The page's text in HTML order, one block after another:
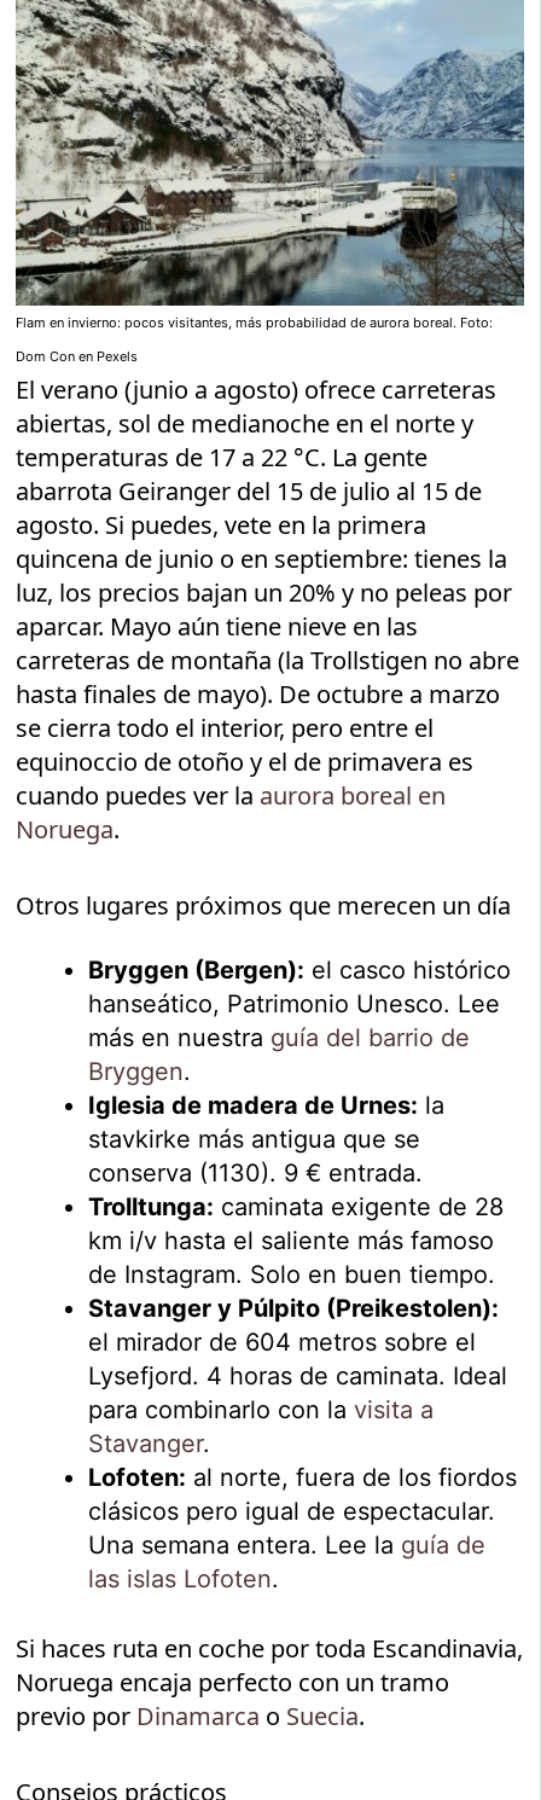
Flam en invierno: pocos visitantes, más probabilidad de aurora boreal. Foto:
Dom Con en Pexels
El verano (junio a agosto) ofrece carreteras
abiertas, sol de medianoche en el norte y
temperaturas de 17 a 22 °C. La gente
abarrota Geiranger del 15 de julio al 15 de
agosto. Si puedes, vete en la primera
quincena de junio o en septiembre: tienes la
luz, los precios bajan un 20% y no peleas por
aparcar. Mayo aún tiene nieve en las
carreteras de montaña (la Trollstigen no abre
hasta finales de mayo). De octubre a marzo
se cierra todo el interior, pero entre el
equinoccio de otoño y el de primavera es
cuando puedes ver la aurora boreal en
Noruega.
Otros lugares próximos que merecen un día
Bryggen (Bergen): el casco histórico
hanseático, Patrimonio Unesco. Lee
más en nuestra guía del barrio de
Bryggen.
Iglesia de madera de Urnes: la
stavkirke más antigua que se
conserva (1130). 9 € entrada.
Trolltunga: caminata exigente de 28
km i/v hasta el saliente más famoso
de Instagram. Solo en buen tiempo.
Stavanger y Púlpito (Preikestolen):
el mirador de 604 metros sobre el
Lysefjord. 4 horas de caminata. Ideal
para combinarlo con lavisita a
Stavanger.
Lofoten: al norte, fuera de los fiordos
clásicos pero igual de espectacular.
Una semana entera. Lee la guía de
las islas Lofoten.
Si haces ruta en coche por toda Escandinavia,
Noruega encaja perfecto con un tramo
previo por Dinamarca o Suecia.
Consejos prácticos